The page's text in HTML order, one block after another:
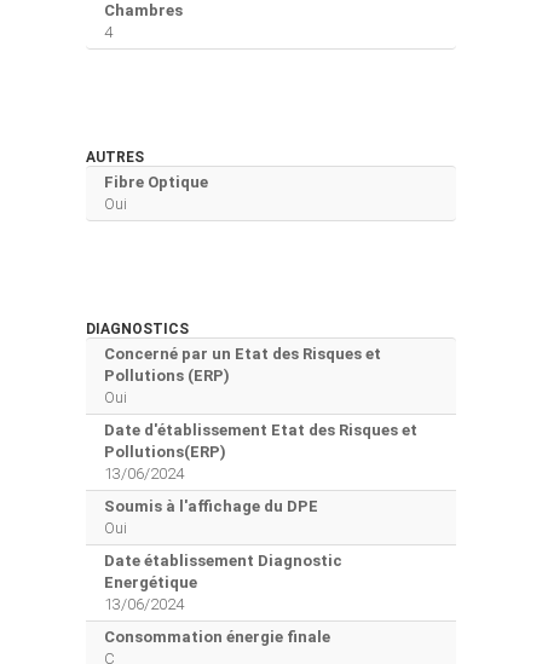
Chambres
4
AUTRES
Fibre Optique
Oui
DIAGNOSTICS
Concerné par un Etat des Risques et
Pollutions (ERP)
Oui
Date d'établissement Etat des Risques et
Pollutions(ERP)
13/06/2024
Soumis à l'affichage du DPE
Oui
Date établissement Diagnostic
Energétique
13/06/2024
Consommation énergie finale
C